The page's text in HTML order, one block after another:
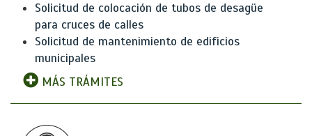
Solicitud de colocación de tubos de desagüe
para cruces de calles
Solicitud de mantenimiento de edificios
municipales
MÁS TRÁMITES